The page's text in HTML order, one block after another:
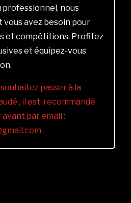
professionnel, nous
vous avez besoin pour
et compétitions. Profitez
et équipez-vous
passer à la
, il est recommandé
par email :